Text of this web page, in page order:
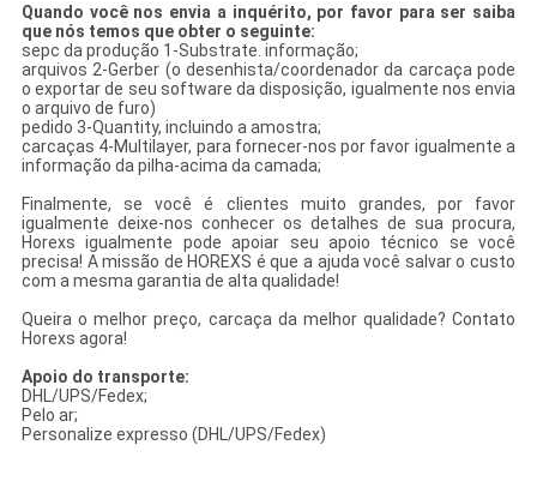
Quando você nos envia a inquérito, por favor para ser saiba
que nós temos que obter o seguinte:
sepc da produção 1-Substrate. informação;
arquivos 2-Gerber (o desenhista/coordenador da carcaça pode
o exportar de seu software da disposição, igualmente nos envia
o arquivo de furo)
pedido 3-Quantity, incluindo a amostra;
carcaças 4-Multilayer, para fornecer-nos por favor igualmente a
informação da pilha-acima da camada;
Finalmente, se você é clientes muito grandes, por favor
igualmente deixe-nos conhecer os detalhes de sua procura,
Horexs igualmente pode apoiar seu apoio técnico se você
precisa! A missão de HOREXS é que a ajuda você salvar o custo
com a mesma garantia de alta qualidade!
Queira o melhor preço, carcaça da melhor qualidade? Contato
Horexs agora!
Apoio do transporte:
DHL/UPS/Fedex;
Pelo ar;
Personalize expresso (DHL/UPS/Fedex)